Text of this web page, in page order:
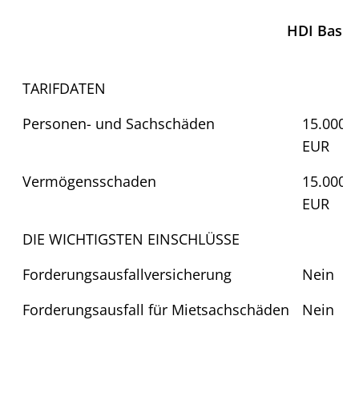
HDI Basis
TARIFDATEN
Personen- und Sachschäden
EUR
Vermögensschaden
EUR
DIE WICHTIGSTEN EINSCHLÜSSE
Forderungsausfallversicherung
Nein
Forderungsausfall für Mietsachschäden
Nein